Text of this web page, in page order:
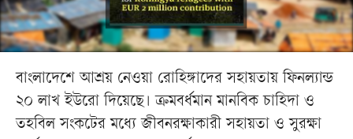
বাংলাদেশে আশ্রয় নেওয়া রোহিঙ্গাদের সহায়তায় ফিনল্যান্ড
২০ লাখ ইউরো দিয়েছে। ক্রমবর্ধমান মানবিক চাহিদা ও
তহবিল সংকটের মধ্যে জীবনরক্ষাকারী সহায়তা ও সুরক্ষা